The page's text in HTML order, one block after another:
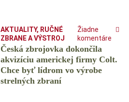
AKTUALITY, RUČNÉ
ZBRANE A VÝSTROJ
Žiadne
komentáre
Česká zbrojovka dokončila
akvizíciu americkej firmy Colt.
Chce byť lídrom vo výrobe
strelných zbraní